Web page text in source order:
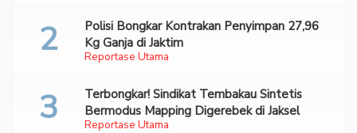
Reportase Utama
Polisi Bongkar Kontrakan Penyimpan 27,96
Kg Ganja di Jaktim
Reportase Utama
Terbongkar! Sindikat Tembakau Sintetis
Bermodus Mapping Digerebek di Jaksel